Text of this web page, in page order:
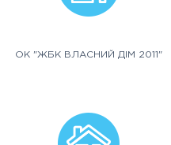
ОК "ЖБК ВЛАСНИЙ ДІМ 2011"